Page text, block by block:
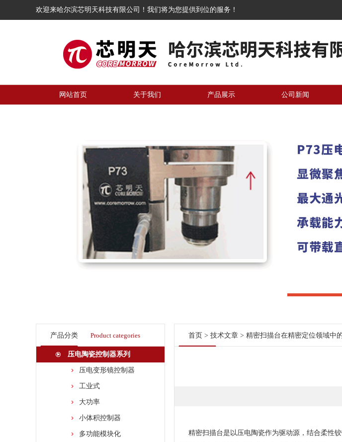
欢迎来哈尔滨芯明天科技有限公司！我们将为您提供到位的服务！
网站首页 关于我们 产品展示 公司新闻
产品分类 Product categories
压电陶瓷控制器系列
压电变形镜控制器
工业式
大功率
小体积控制器
多功能模块化
首页 > 技术文章 > 精密扫描台在精密定位领域中
精密扫描台是以压电陶瓷作为驱动源，结合柔性铰